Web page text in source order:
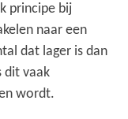
principe bij
naar een
dat lager is dan
dit vaak
wordt.